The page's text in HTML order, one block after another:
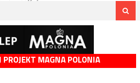
PROJEKT MAGNA POLONIA